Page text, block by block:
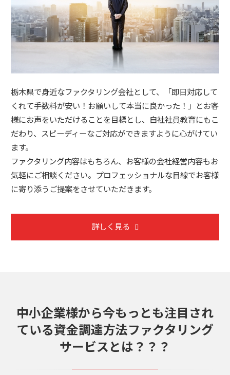
栃木県で身近なファクタリング会社として、「即日対応して
くれて手数料が安い！お願いして本当に良かった！」とお客
様にお声をいただけることを目標とし、自社社員教育にもこ
だわり、スピーディーなご対応ができますように心がけてい
ます。
ファクタリング内容はもちろん、お客様の会社経営内容もお
気軽にご相談ください。プロフェッショナルな目線でお客様
に寄り添うご提案をさせていただきます。
詳しく見る
中小企業様から今もっとも注目され
ている資金調達方法ファクタリング
サービスとは？？？